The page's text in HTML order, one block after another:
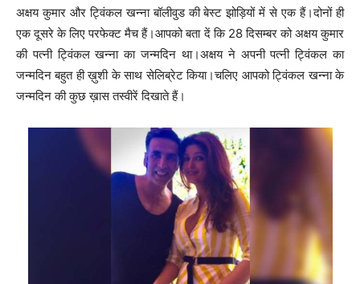
अक्षय कुमार और ट्विंकल खन्ना बॉलीवुड की बेस्ट झोड़ियों में से एक हैं।दोनों ही
एक दूसरे के लिए परफेक्ट मैच हैं।आपको बता दें कि 28 दिसम्बर को अक्षय कुमार
की पत्नी ट्विंकल खन्ना का जन्मदिन था।अक्षय ने अपनी पत्नी ट्विंकल का
जन्मदिन बहुत ही ख़ुशी के साथ सेलिब्रेट किया।चलिए आपको ट्विंकल खन्ना के
जन्मदिन की कुछ ख़ास तस्वीरें दिखाते हैं।